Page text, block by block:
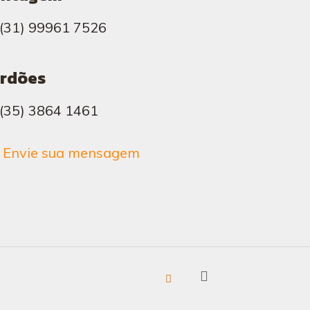
(31) 99961 7526
(35) 3864 1461
Envie sua mensagem